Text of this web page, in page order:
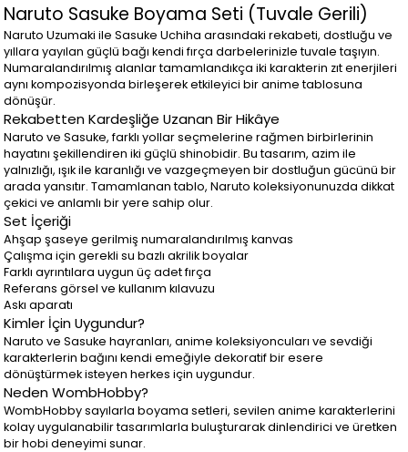
Naruto Sasuke Boyama Seti (Tuvale Gerili)
Naruto Uzumaki ile Sasuke Uchiha arasındaki rekabeti, dostluğu ve
yıllara yayılan güçlü bağı kendi fırça darbelerinizle tuvale taşıyın.
Numaralandırılmış alanlar tamamlandıkça iki karakterin zıt enerjileri
aynı kompozisyonda birleşerek etkileyici bir anime tablosuna
dönüşür.
Rekabetten Kardeşliğe Uzanan Bir Hikâye
Naruto ve Sasuke, farklı yollar seçmelerine rağmen birbirlerinin
hayatını şekillendiren iki güçlü shinobidir. Bu tasarım, azim ile
yalnızlığı, ışık ile karanlığı ve vazgeçmeyen bir dostluğun gücünü bir
arada yansıtır. Tamamlanan tablo, Naruto koleksiyonunuzda dikkat
çekici ve anlamlı bir yere sahip olur.
Set İçeriği
Ahşap şaseye gerilmiş numaralandırılmış kanvas
Çalışma için gerekli su bazlı akrilik boyalar
Farklı ayrıntılara uygun üç adet fırça
Referans görsel ve kullanım kılavuzu
Askı aparatı
Kimler İçin Uygundur?
Naruto ve Sasuke hayranları, anime koleksiyoncuları ve sevdiği
karakterlerin bağını kendi emeğiyle dekoratif bir esere
dönüştürmek isteyen herkes için uygundur.
Neden WombHobby?
WombHobby sayılarla boyama setleri, sevilen anime karakterlerini
kolay uygulanabilir tasarımlarla buluşturarak dinlendirici ve üretken
bir hobi deneyimi sunar.